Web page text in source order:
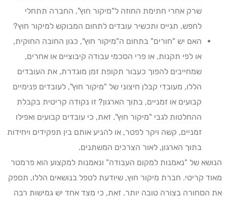
שרק אחרי חתימת החוזה ל"מיקור חוץ", החברה תתחלי
לחפש, תגייס ותכשיר עובדים לתחום המבוקש למיקור חוץ?
האם יש "חורים" בתחום ה"מיקור חוץ", כגון החובה החוקית,
או לפי תקנות, או פרי הסכמי עבודה קיבוציים או אחרים,
שמחייבים להפוך כעבור תקופת זמן מוגדרת, את העובדים
הללו, מעובדי קבלן חיצוני של "מיקור חוץ", לעובדים פנימיים
קבועים או זמניים, בתוך הארגון? זו נקודה קריטית בקבלת
ההחלטות לגבי "מיקור חוץ". זאת, כי עובדים קבועים ואפילו
זמניים, קשה ויקר לפטר, או להניע אותם בין תפקידים ויחידות
בתוך הארגון, לאור הצרכים המשתנים.
הנושא של "נאמנות למקום העבודה" ונאמנות למקצוע הוא פרמטר
מאוד קריטי. חברת מיקור חוץ, שיודעת לטפל בנושאים הללו, תספק
את הסחורה בצורה טובה יותר. זאת, כי מצד אחד יש גמישות רבה